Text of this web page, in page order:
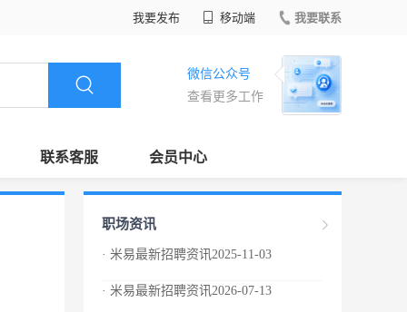
我要发布 移动端 我要联系
微信公众号
查看更多工作
联系客服 会员中心
职场资讯
· 米易最新招聘资讯2025-11-03
· 米易最新招聘资讯2026-07-13